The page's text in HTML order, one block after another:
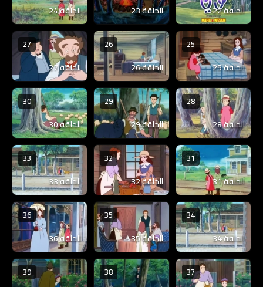
الحلقة 22 الحلقة 23 الحلقة 24
25
الحلقة 25
26
الحلقة 26
27
الحلقة 27
28
الحلقة 28
29
الحلقة 29
30
الحلقة 30
31
الحلقة 31
32
الحلقة 32
33
الحلقة 33
34
الحلقة 34
35
الحلقة 35
36
الحلقة 36
37
38
39